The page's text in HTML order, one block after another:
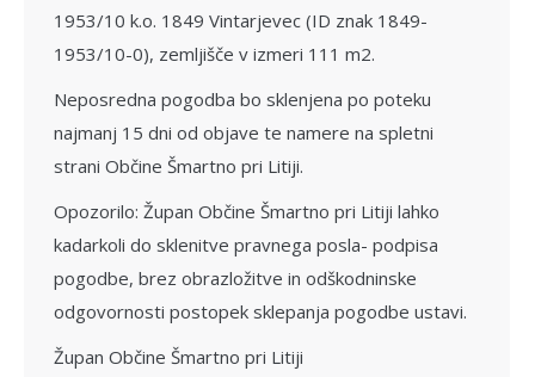
1953/10 k.o. 1849 Vintarjevec (ID znak 1849-
1953/10-0), zemljišče v izmeri 111 m2.
Neposredna pogodba bo sklenjena po poteku
najmanj 15 dni od objave te namere na spletni
strani Občine Šmartno pri Litiji.
Opozorilo: Župan Občine Šmartno pri Litiji lahko
kadarkoli do sklenitve pravnega posla- podpisa
pogodbe, brez obrazložitve in odškodninske
odgovornosti postopek sklepanja pogodbe ustavi.
Župan Občine Šmartno pri Litiji